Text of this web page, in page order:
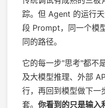
踪。但 Agent 的运行
段 Prompt，同一个模
同的路径。
它的每一步"思考"都不
及大模型推理、外部
行，再回到模型做下一
套。 你看到的只是输入